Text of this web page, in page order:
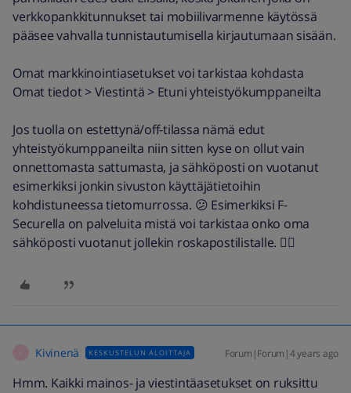
verkkopankkitunnukset tai mobiilivarmenne käytössä
pääsee vahvalla tunnistautumisella kirjautumaan sisään.
Omat markkinointiasetukset voi tarkistaa kohdasta
Omat tiedot > Viestintä > Etuni yhteistyökumppaneilta
Jos tuolla on estettynä/off-tilassa nämä edut
yhteistyökumppaneilta niin sitten kyse on ollut vain
onnettomasta sattumasta, ja sähköposti on vuotanut
esimerkiksi jonkin sivuston käyttäjätietoihin
kohdistuneessa tietomurrossa. 😕 Esimerkiksi F-
Securella on palveluita mistä voi tarkistaa onko oma
sähköposti vuotanut jollekin roskapostilistalle. 👍🏼
Kivinenä KESKUSTELUN ALOITTAJA Forum|Forum|4 years ago
Hmm. Kaikki mainos- ja viestintäasetukset on ruksittu